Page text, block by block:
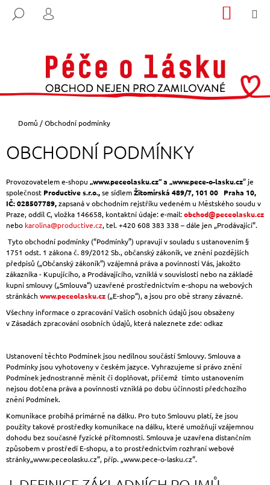
HLEDAT
PŘIHLÁŠENÍ KOŠÍK
Domů /Obchodní podmínky
OBCHODNÍ PODMÍNKY
Provozovatelem e-shopu „www.peceolasku.cz“ a „www.pece-o-lasku.cz“ je
společnost Productive s.r.o.,se sídlemŽitomírská 489/7, 101 00 Praha 10,
IČ: 028507789,zapsaná v obchodním rejstříku vedeném u Městského soudu v
Praze, oddíl C, vložka 146658, kontaktní údaje: e-mail:obchod@peceolasku.cz
nebo karolina@productive.cz, tel. +420 608 383 338 – dále jen „Prodávající“.
Tyto obchodní podmínky (“Podmínky”) upravují v souladu s ustanovením §
1751 odst. 1 zákona č. 89/2012 Sb., občanský zákoník, ve znění pozdějších
předpisů („Občanský zákoník“) vzájemná práva a povinnosti Vás, jakožto
zákazníka - Kupujícího, a Prodávajícího, vzniklá v souvislosti nebo na základě
kupní smlouvy („Smlouva“) uzavřené prostřednictvím e-shopu na webových
stránkách www.peceolasku.cz („E-shop“), a jsou pro obě strany závazné.
Všechny informace o zpracování Vašich osobních údajů jsou obsaženy
v Zásadách zpracování osobních údajů, která naleznete zde: odkaz
Ustanovení těchto Podmínek jsou nedílnou součástí Smlouvy. Smlouva a
Podmínky jsou vyhotoveny v českém jazyce. Vyhrazujeme si právo znění
Podmínek jednostranně měnit či doplňovat, přičemž tímto ustanovením
nejsou dotčena práva a povinnosti vzniklá po dobu účinnosti předchozího
znění Podmínek.
Komunikace probíhá primárně na dálku. Pro tuto Smlouvu platí, že jsou
použity takové prostředky komunikace na dálku, které umožňují vzájemnou
dohodu bez současné fyzické přítomnosti. Smlouva je uzavřena distančním
způsobem v prostředí E-shopu, a to prostřednictvím rozhraní webové
stránky„www.peceolasku.cz“, příp. „www.pece-o-lasku.cz“.
P
T
Ř
E
B
U
J
E
T
E
N
A
J
Í
?
HLEDAT
D